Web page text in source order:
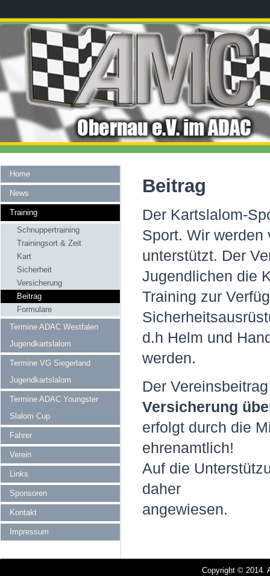
Home
News
Training
Schnuppertraining
Trainingsort & Zeit
Kart
Sicherheit
Versicherung
Beitrag
Formulare
Termine ADAC Westfalen
Jugendkartslalom
Termine VG Siegerland
Jugendkartslalom
Termine ADAC Youngster
Slalom Cup
Fahrer
Verein
Links
Sponsoren
Kontakt
Impressum
Beitrag
Der Kartslalom-
Sport. Wir werden
unterstützt. Der
Jugendlichen die
Training zur
d.h Helm und
werden.
Der
Versicherung
erfolgt durch die
ehrenamtlich!
Auf die
daher
angewiesen.
Copyright © 2014.